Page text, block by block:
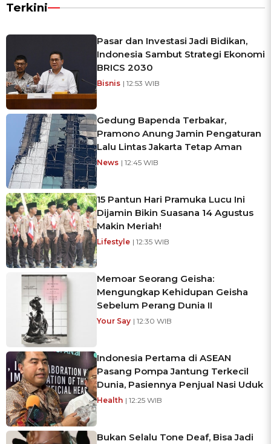
Terkini
Pasar dan Investasi Jadi Bidikan,
Indonesia Sambut Strategi Ekonomi
BRICS 2030
Bisnis | 12:53 WIB
Gedung Bapenda Terbakar,
Pramono Anung Jamin Pengaturan
Lalu Lintas Jakarta Tetap Aman
News | 12:45 WIB
15 Pantun Hari Pramuka Lucu Ini
Dijamin Bikin Suasana 14 Agustus
Makin Meriah!
Lifestyle | 12:35 WIB
Memoar Seorang Geisha:
Mengungkap Kehidupan Geisha
Sebelum Perang Dunia II
Your Say | 12:30 WIB
Indonesia Pertama di ASEAN
Pasang Pompa Jantung Terkecil
Dunia, Pasiennya Penjual Nasi Uduk
Health | 12:25 WIB
Bukan Selalu Tone Deaf, Bisa Jadi